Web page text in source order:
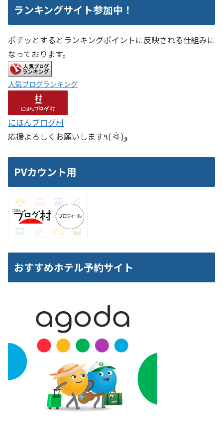
ランキングサイト参加中！
ポチッとするとランキングポイントに反映される仕組みに
なっております。
人気ブログランキング
にほんブログ村
応援よろしくお願いします٩( ᐛ )و
PVカウント用
おすすめホテル予約サイト